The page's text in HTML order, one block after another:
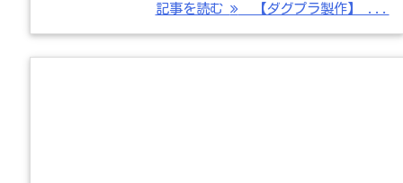
記事を読む 【ダグプラ製作】 ...